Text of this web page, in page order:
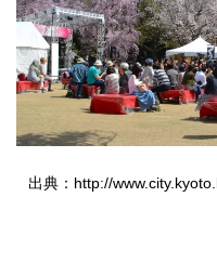
出典：http://